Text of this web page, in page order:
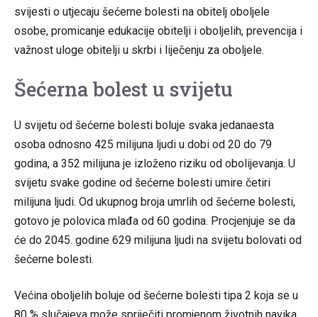
svijesti o utjecaju šećerne bolesti na obitelj oboljele
osobe, promicanje edukacije obitelji i oboljelih, prevencija i
važnost uloge obitelji u skrbi i liječenju za oboljele.
Šećerna bolest u svijetu
U svijetu od šećerne bolesti boluje svaka jedanaesta
osoba odnosno 425 milijuna ljudi u dobi od 20 do 79
godina, a 352 milijuna je izloženo riziku od obolijevanja. U
svijetu svake godine od šećerne bolesti umire četiri
milijuna ljudi. Od ukupnog broja umrlih od šećerne bolesti,
gotovo je polovica mlađa od 60 godina. Procjenjuje se da
će do 2045. godine 629 milijuna ljudi na svijetu bolovati od
šećerne bolesti.
Većina oboljelih boluje od šećerne bolesti tipa 2 koja se u